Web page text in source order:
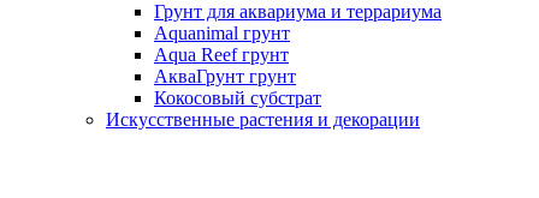
Грунт для аквариума и террариума
Aquanimal грунт
Aqua Reef грунт
АкваГрунт грунт
Кокосовый субстрат
Искусственные растения и декорации